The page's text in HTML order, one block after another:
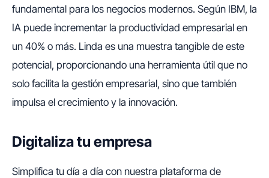
fundamental para los negocios modernos. Según IBM, la
IA puede incrementar la productividad empresarial en
un 40% o más. Linda es una muestra tangible de este
potencial, proporcionando una herramienta útil que no
solo facilita la gestión empresarial, sino que también
impulsa el crecimiento y la innovación.
Digitaliza tu empresa
Simplifica tu día a día con nuestra plataforma de